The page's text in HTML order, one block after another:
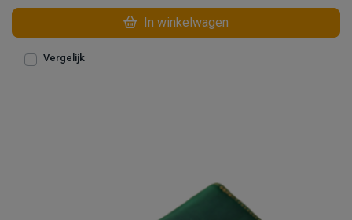
In winkelwagen
Vergelijk